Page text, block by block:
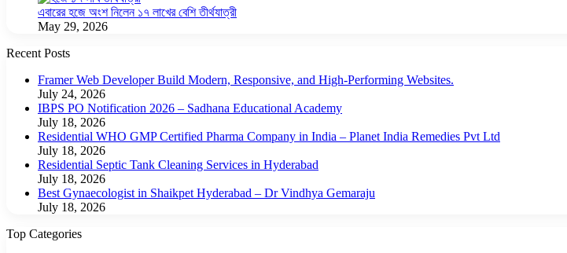
এবারের হজে অংশ নিলেন ১৭ লাখের বেশি তীর্থযাত্রী
May 29, 2026
Recent Posts
Framer Web Developer Build Modern, Responsive, and High-Performing Websites.
July 24, 2026
IBPS PO Notification 2026 – Sadhana Educational Academy
July 18, 2026
Residential WHO GMP Certified Pharma Company in India – Planet India Remedies Pvt Ltd
July 18, 2026
Residential Septic Tank Cleaning Services in Hyderabad
July 18, 2026
Best Gynaecologist in Shaikpet Hyderabad – Dr Vindhya Gemaraju
July 18, 2026
Top Categories